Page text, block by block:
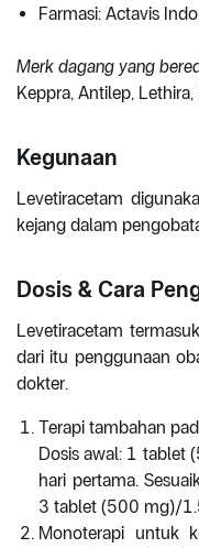
Farmasi: Actavis
Merk dagang yang
Keppra, Antilep, Lethira,
Kegunaan
Levetiracetam
kejang dalam
Dosis & Cara
Levetiracetam
dari itu penggunaan
dokter.
Terapi tambahan
Dosis awal: 1 tablet
hari pertama.
3 tablet (500 mg)/
Monoterapi untuk